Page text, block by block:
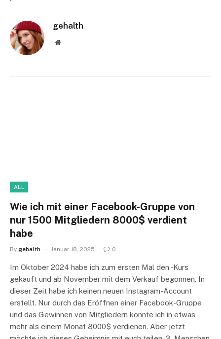
gehalth
Website
ALL
Wie ich mit einer Facebook-Gruppe von
nur 1500 Mitgliedern 8000$ verdient
habe
By gehalth Januar 18, 2025 0
Im Oktober 2024 habe ich zum ersten Mal den -Kurs
gekauft und ab November mit dem Verkauf begonnen. In
dieser Zeit habe ich keinen neuen Instagram-Account
erstellt. Nur durch das Eröffnen einer Facebook-Gruppe
und das Gewinnen von Mitgliedern konnte ich in etwas
mehr als einem Monat 8000$ verdienen. Aber jetzt